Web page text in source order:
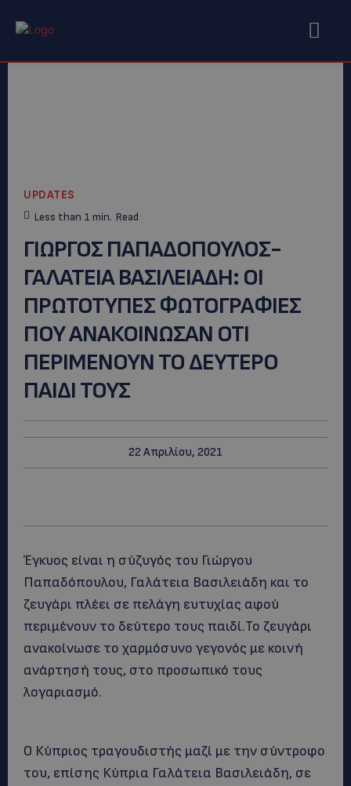
UPDATES
Less than 1 min. Read
ΓΙΩΡΓΟΣ ΠΑΠΑΔΟΠΟΥΛΟΣ-
ΓΑΛΑΤΕΙΑ ΒΑΣΙΛΕΙΑΔΗ: ΟΙ
ΠΡΩΤΟΤΥΠΕΣ ΦΩΤΟΓΡΑΦΙΕΣ
ΠΟΥ ΑΝΑΚΟΙΝΩΣΑΝ ΟΤΙ
ΠΕΡΙΜΕΝΟΥΝ ΤΟ ΔΕΥΤΕΡΟ
ΠΑΙΔΙ ΤΟΥΣ
22 Απριλίου, 2021
Έγκυος είναι η σύζυγός του Γιώργου
Παπαδόπουλου, Γαλάτεια Βασιλειάδη και το
ζευγάρι πλέει σε πελάγη ευτυχίας αφού
περιμένουν το δεύτερο τους παιδί.Το ζευγάρι
ανακοίνωσε το χαρμόσυνο γεγονός με κοινή
ανάρτησή τους, στο προσωπικό τους
λογαριασμό.
O Κύπριος τραγουδιστής μαζί με την σύντροφο
του, επίσης Κύπρια Γαλάτεια Βασιλειάδη, σε